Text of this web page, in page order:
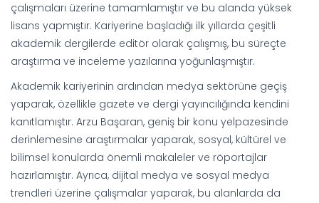
çalışmaları üzerine tamamlamıştır ve bu alanda yüksek
lisans yapmıştır. Kariyerine başladığı ilk yıllarda çeşitli
akademik dergilerde editör olarak çalışmış, bu süreçte
araştırma ve inceleme yazılarına yoğunlaşmıştır.
Akademik kariyerinin ardından medya sektörüne geçiş
yaparak, özellikle gazete ve dergi yayıncılığında kendini
kanıtlamıştır. Arzu Başaran, geniş bir konu yelpazesinde
derinlemesine araştırmalar yaparak, sosyal, kültürel ve
bilimsel konularda önemli makaleler ve röportajlar
hazırlamıştır. Ayrıca, dijital medya ve sosyal medya
trendleri üzerine çalışmalar yaparak, bu alanlarda da